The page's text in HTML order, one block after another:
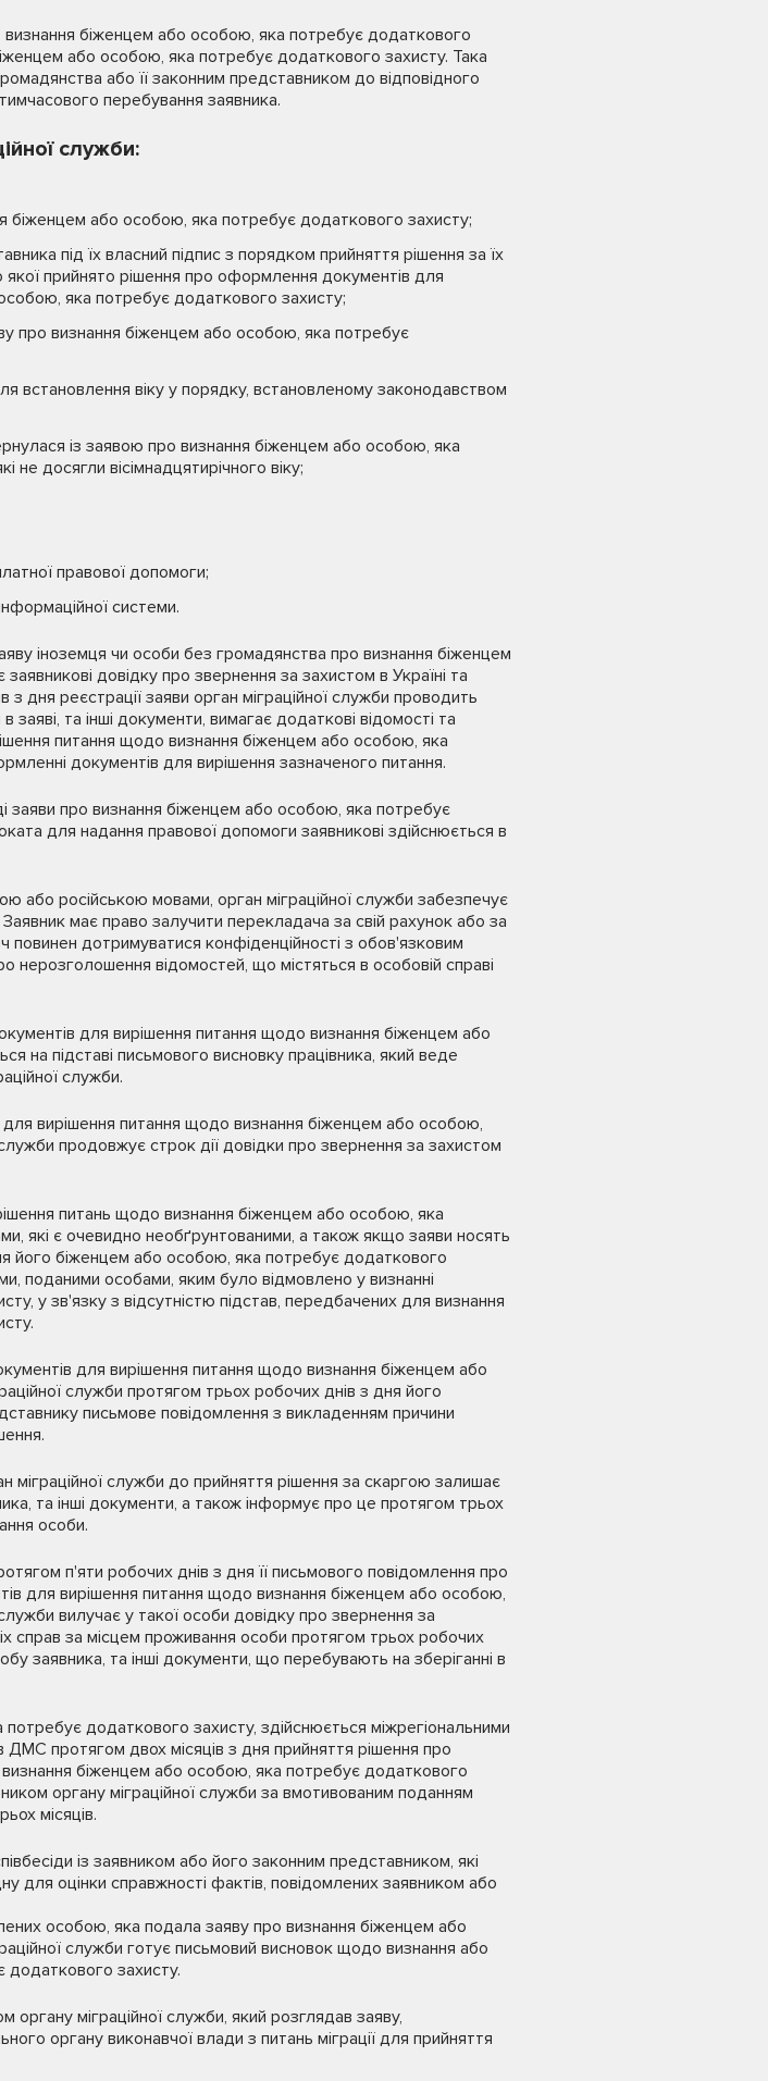
біженцем або особою, яка потребує додаткового
або особою, яка потребує додаткового захисту. Така
або її законним представником до відповідного
перебування заявника.
служби:
біженцем або особою, яка потребує додаткового захисту;
під їх власний підпис з порядком прийняття рішення за їх
прийнято рішення про оформлення документів для
яка потребує додаткового захисту;
про визнання біженцем або особою, яка потребує
встановлення віку у порядку, встановленому законодавством
із заявою про визнання біженцем або особою, яка
не досягли вісімнадцятирічного віку;
правової допомоги;
системи.
іноземця чи особи без громадянства про визнання біженцем
довідку про звернення за захистом в Україні та
дня реєстрації заяви орган міграційної служби проводить
заяві, та інші документи, вимагає додаткові відомості та
питання щодо визнання біженцем або особою, яка
документів для вирішення зазначеного питання.
заяви про визнання біженцем або особою, яка потребує
для надання правової допомоги заявникові здійснюється в
або російською мовами, орган міграційної служби забезпечує
має право залучити перекладача за свій рахунок або за
дотримуватися конфіденційності з обов'язковим
відомостей, що містяться в особовій справі
для вирішення питання щодо визнання біженцем або
на підставі письмового висновку працівника, який веде
служби.
вирішення питання щодо визнання біженцем або особою,
продовжує строк дії довідки про звернення за захистом
питань щодо визнання біженцем або особою, яка
які є очевидно необґрунтованими, а також якщо заяви носять
його біженцем або особою, яка потребує додаткового
поданими особами, яким було відмовлено у визнанні
у зв'язку з відсутністю підстав, передбачених для визнання
для вирішення питання щодо визнання біженцем або
служби протягом трьох робочих днів з дня його
письмове повідомлення з викладенням причини
служби до прийняття рішення за скаргою залишає
та інші документи, а також інформує про це протягом трьох
особи.
п'яти робочих днів з дня її письмового повідомлення про
для вирішення питання щодо визнання біженцем або особою,
вилучає у такої особи довідку про звернення за
справ за місцем проживання особи протягом трьох робочих
заявника, та інші документи, що перебувають на зберіганні в
додаткового захисту, здійснюється міжрегіональними
ДМС протягом двох місяців з дня прийняття рішення про
біженцем або особою, яка потребує додаткового
органу міграційної служби за вмотивованим поданням
місяців.
із заявником або його законним представником, які
для оцінки справжності фактів, повідомлених заявником або
особою, яка подала заяву про визнання біженцем або
служби готує письмовий висновок щодо визнання або
додаткового захисту.
міграційної служби, який розглядав заяву,
органу виконавчої влади з питань міграції для прийняття